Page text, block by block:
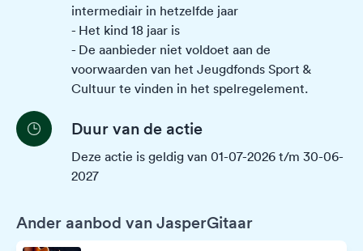
intermediair in hetzelfde jaar
- Het kind 18 jaar is
- De aanbieder niet voldoet aan de
voorwaarden van het Jeugdfonds Sport &
Cultuur te vinden in het spelregelement.
Duur van de actie
Deze actie is geldig van 01-07-2026 t/m 30-06-
2027
Ander aanbod van JasperGitaar